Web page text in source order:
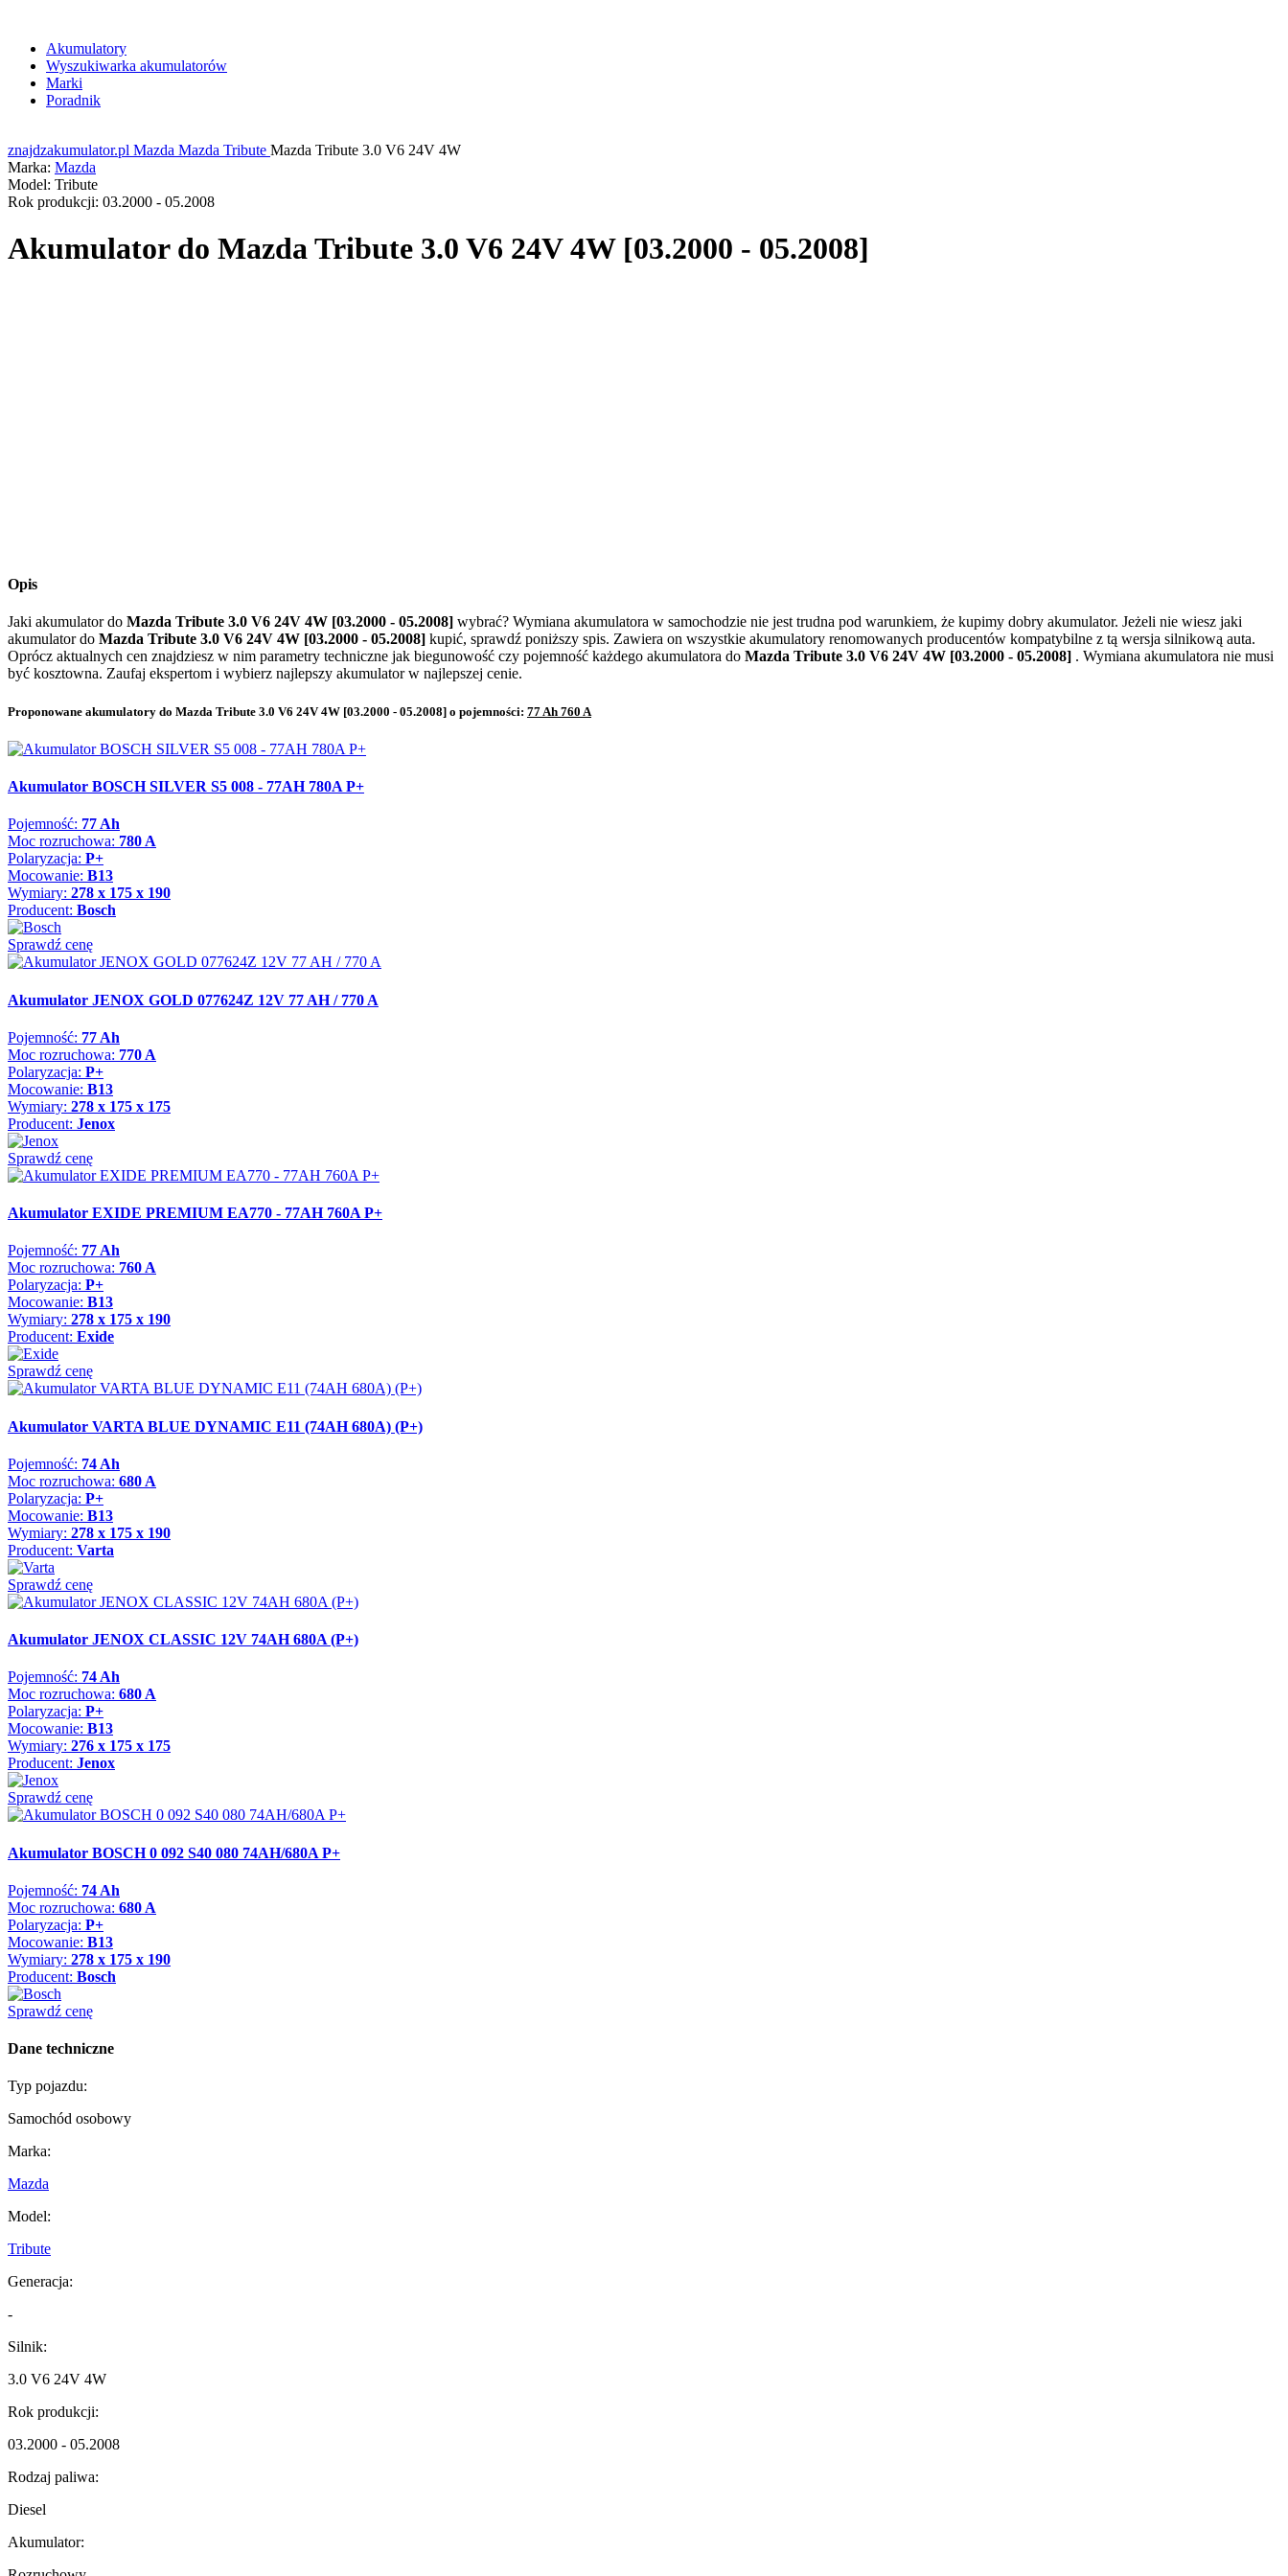
Akumulatory
Wyszukiwarka akumulatorów
Marki
Poradnik
znajdzakumulator.pl Mazda Mazda Tribute Mazda Tribute 3.0 V6 24V 4W
Marka: Mazda
Model: Tribute
Rok produkcji: 03.2000 - 05.2008
Akumulator do Mazda Tribute 3.0 V6 24V 4W [03.2000 - 05.2008]
Opis
Jaki akumulator do Mazda Tribute 3.0 V6 24V 4W [03.2000 - 05.2008] wybrać? Wymiana akumulatora w samochodzie nie jest trudna pod warunkiem, że kupimy dobry akumulator. Jeżeli nie wiesz jaki
akumulator do Mazda Tribute 3.0 V6 24V 4W [03.2000 - 05.2008] kupić, sprawdź poniższy spis. Zawiera on wszystkie akumulatory renomowanych producentów kompatybilne z tą wersja silnikową auta.
Oprócz aktualnych cen znajdziesz w nim parametry techniczne jak biegunowość czy pojemność każdego akumulatora do Mazda Tribute 3.0 V6 24V 4W [03.2000 - 05.2008] . Wymiana akumulatora nie musi
być kosztowna. Zaufaj ekspertom i wybierz najlepszy akumulator w najlepszej cenie.
Proponowane akumulatory do Mazda Tribute 3.0 V6 24V 4W [03.2000 - 05.2008] o pojemności: 77 Ah 760 A
Akumulator BOSCH SILVER S5 008 - 77AH 780A P+
Pojemność: 77 Ah
Moc rozruchowa: 780 A
Polaryzacja: P+
Mocowanie: B13
Wymiary: 278 x 175 x 190
Producent: Bosch
Sprawdź cenę
Akumulator JENOX GOLD 077624Z 12V 77 AH / 770 A
Pojemność: 77 Ah
Moc rozruchowa: 770 A
Polaryzacja: P+
Mocowanie: B13
Wymiary: 278 x 175 x 175
Producent: Jenox
Sprawdź cenę
Akumulator EXIDE PREMIUM EA770 - 77AH 760A P+
Pojemność: 77 Ah
Moc rozruchowa: 760 A
Polaryzacja: P+
Mocowanie: B13
Wymiary: 278 x 175 x 190
Producent: Exide
Sprawdź cenę
Akumulator VARTA BLUE DYNAMIC E11 (74AH 680A) (P+)
Pojemność: 74 Ah
Moc rozruchowa: 680 A
Polaryzacja: P+
Mocowanie: B13
Wymiary: 278 x 175 x 190
Producent: Varta
Sprawdź cenę
Akumulator JENOX CLASSIC 12V 74AH 680A (P+)
Pojemność: 74 Ah
Moc rozruchowa: 680 A
Polaryzacja: P+
Mocowanie: B13
Wymiary: 276 x 175 x 175
Producent: Jenox
Sprawdź cenę
Akumulator BOSCH 0 092 S40 080 74AH/680A P+
Pojemność: 74 Ah
Moc rozruchowa: 680 A
Polaryzacja: P+
Mocowanie: B13
Wymiary: 278 x 175 x 190
Producent: Bosch
Sprawdź cenę
Dane techniczne
Typ pojazdu:
Samochód osobowy
Marka:
Mazda
Model:
Tribute
Generacja:
-
Silnik:
3.0 V6 24V 4W
Rok produkcji:
03.2000 - 05.2008
Rodzaj paliwa:
Diesel
Akumulator: